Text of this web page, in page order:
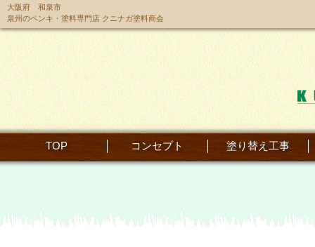
大阪府 和泉市
泉州のペンキ・塗料専門店 クニナガ塗料商会
TOP コンセプト 塗り替え工事